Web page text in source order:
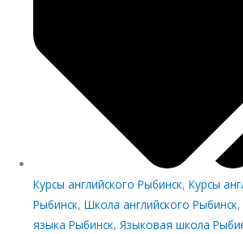
Курсы английского Рыбинск,Курсы
Рыбинск,Школа английского Рыбинск
языка Рыбинск,Языковая школа